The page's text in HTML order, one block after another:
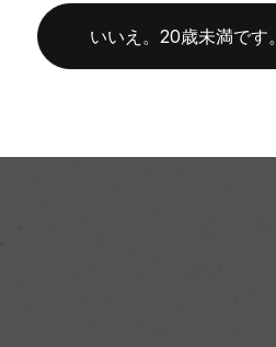
いいえ。20歳未満です。